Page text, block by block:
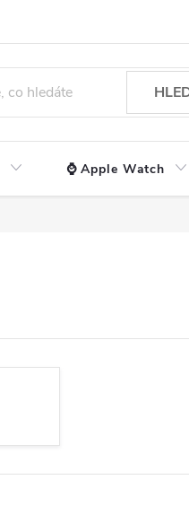
⌚ Apple Watch